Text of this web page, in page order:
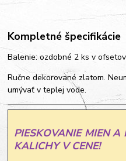
Kompletné špecifikácie
Balenie: ozdobné 2 ks v
Ručne dekorované zlatom.
umývať v teplej vode.
PIESKOVANIE MIEN
KALICHY V CENE!